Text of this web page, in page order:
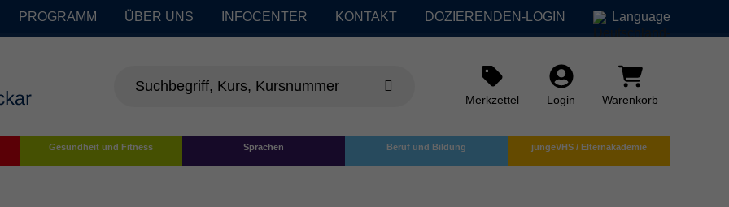
PROGRAMM ÜBER UNS INFOCENTER KONTAKT DOZIERENDEN-LOGIN Language
Merkzettel Login Warenkorb
Gesundheit und Fitness Sprachen Beruf und Bildung jungeVHS / Elternakademie